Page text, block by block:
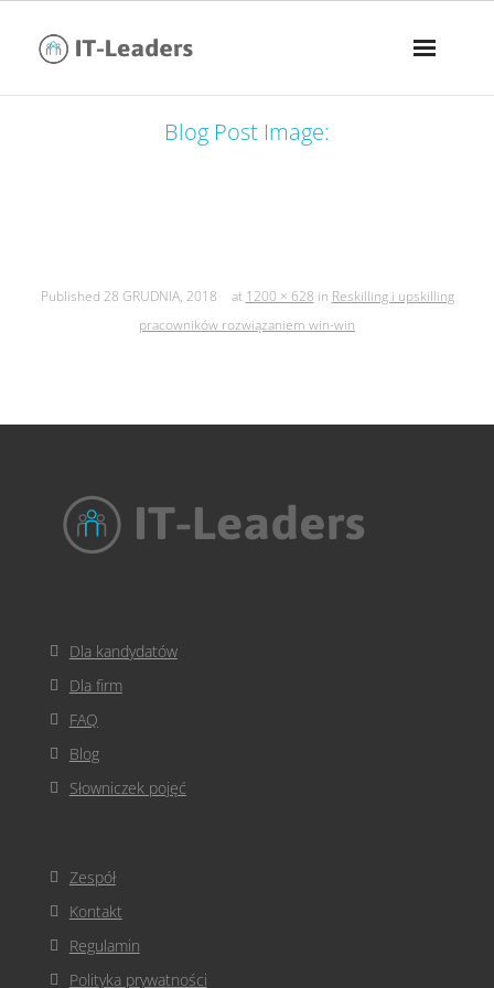
Blog Post Image:
Published 28 GRUDNIA, 2018 at 1200 × 628 in Reskilling i upskilling
pracowników rozwiązaniem win-win
Dla kandydatów
Dla firm
FAQ
Blog
Słowniczek pojęć
Zespół
Kontakt
Regulamin
Polityka prywatności